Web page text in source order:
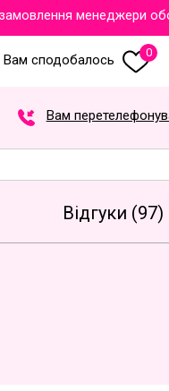
менеджери
Вам сподобалось 0
Вам
Відгуки (97)